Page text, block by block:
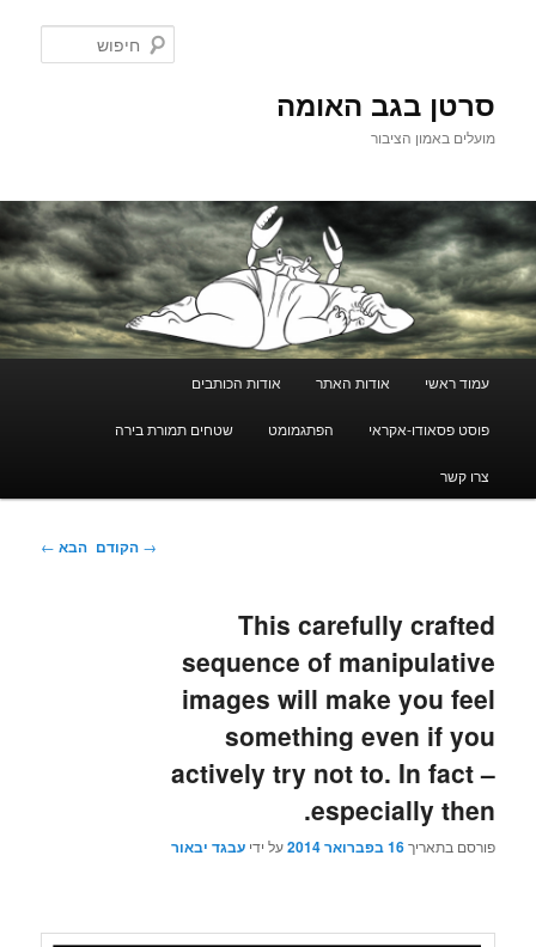
סרטן בגב האומה
מועלים באמון הציבור
עמוד ראשי אודות האתר אודות הכותבים
פוסט פסאודו-אקראי הפתגמומט שטחים תמורת בירה
צרו קשר
ניווט
→ הקודם הבא ←
This carefully crafted
sequence of manipulative
images will make you feel
something even if you
actively try not to. In fact –
especially then.
פורסם בתאריך16 בפברואר 2014 על ידיעבגד יבאור